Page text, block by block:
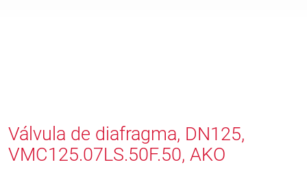
Válvula de diafragma, DN125,
VMC125.07LS.50F.50, AKO